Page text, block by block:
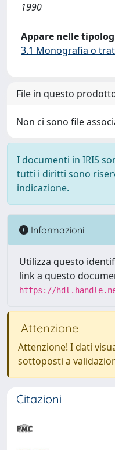
1990
Appare nelle
3.1 Monografia o
File in questo
Non ci sono file
I documenti in IRIS
tutti i diritti sono
indicazione.
Informazioni
Utilizza questo
link a questo
https://
Attenzione
Attenzione! I dati
sottoposti a
Citazioni